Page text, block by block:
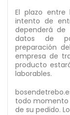
El plazo
intento de
dependerá
datos de
preparación
empresa de
producto
laborables.
todo momento
de su pedido.